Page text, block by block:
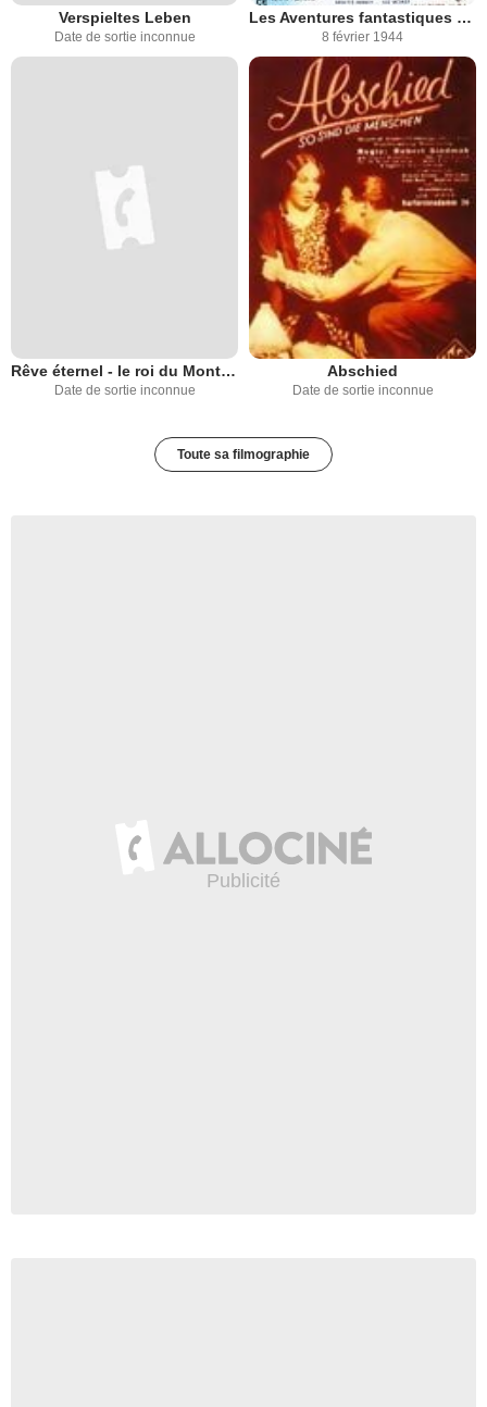
Verspieltes Leben
Date de sortie inconnue
Les Aventures fantastiques du baron Munchausen
8 février 1944
Rêve éternel - le roi du Mont-Blanc
Date de sortie inconnue
Abschied
Date de sortie inconnue
Toute sa filmographie